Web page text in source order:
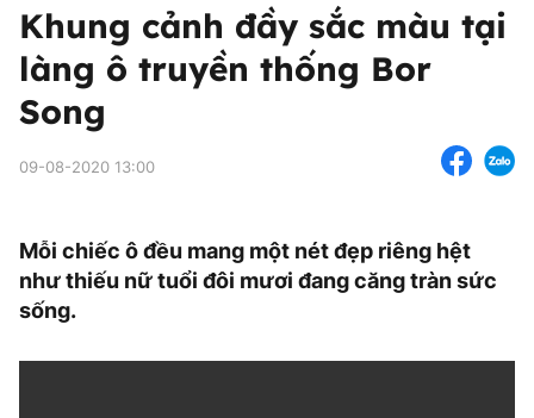
Khung cảnh đầy sắc màu tại
làng ô truyền thống Bor
Song
09-08-2020 13:00
Mỗi chiếc ô đều mang một nét đẹp riêng hệt
như thiếu nữ tuổi đôi mươi đang căng tràn sức
sống.